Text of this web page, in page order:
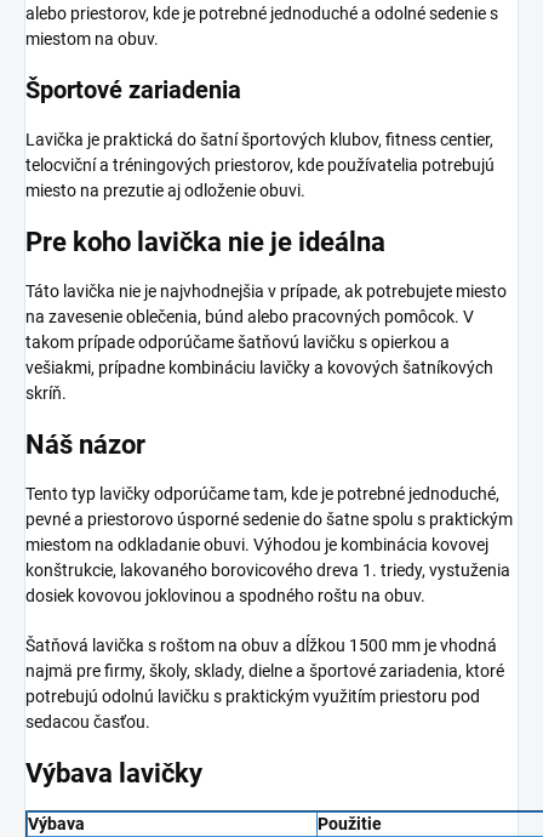
alebo priestorov, kde je potrebné jednoduché a odolné sedenie s
miestom na obuv.
Športové zariadenia
Lavička je praktická do šatní športových klubov, fitness centier,
telocviční a tréningových priestorov, kde používatelia potrebujú
miesto na prezutie aj odloženie obuvi.
Pre koho lavička nie je ideálna
Táto lavička nie je najvhodnejšia v prípade, ak potrebujete miesto
na zavesenie oblečenia, búnd alebo pracovných pomôcok. V
takom prípade odporúčame šatňovú lavičku s opierkou a
vešiakmi, prípadne kombináciu lavičky a kovových šatníkových
skríň.
Náš názor
Tento typ lavičky odporúčame tam, kde je potrebné jednoduché,
pevné a priestorovo úsporné sedenie do šatne spolu s praktickým
miestom na odkladanie obuvi. Výhodou je kombinácia kovovej
konštrukcie, lakovaného borovicového dreva 1. triedy, vystuženia
dosiek kovovou joklovinou a spodného roštu na obuv.
Šatňová lavička s roštom na obuv a dĺžkou 1500 mm je vhodná
najmä pre firmy, školy, sklady, dielne a športové zariadenia, ktoré
potrebujú odolnú lavičku s praktickým využitím priestoru pod
sedacou časťou.
Výbava lavičky
Výbava
Použitie